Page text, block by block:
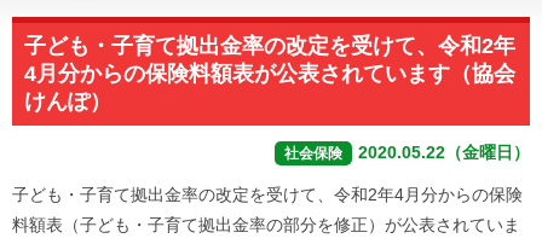
子ども・子育て拠出金率の改定を受けて、令和2年
4月分からの保険料額表が公表されています（協会
けんぽ）
社会保険 2020.05.22（金曜日）
子ども・子育て拠出金率の改定を受けて、令和2年4月分からの保険
料額表（子ども・子育て拠出金率の部分を修正）が公表されていま